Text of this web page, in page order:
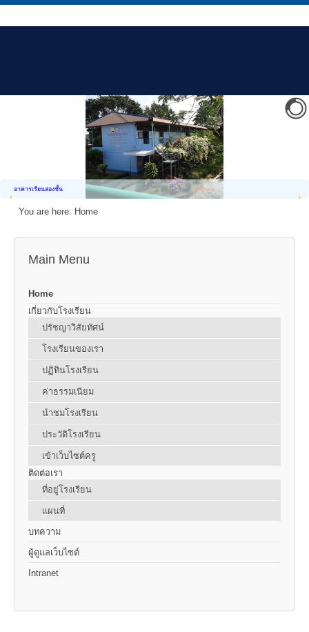
อาคารเรียนสองชั้น
You are here: Home
Main Menu
Home
เกี่ยวกับโรงเรียน
ปรัชญาวิสัยทัศน์
โรงเรียนของเรา
ปฏิทินโรงเรียน
ค่าธรรมเนียม
นำชมโรงเรียน
ประวัติโรงเรียน
เข้าเว็บไซต์ครู
ติดต่อเรา
ที่อยู่โรงเรียน
แผนที่
บทความ
ผู้ดูแลเว็บไซต์
Intranet